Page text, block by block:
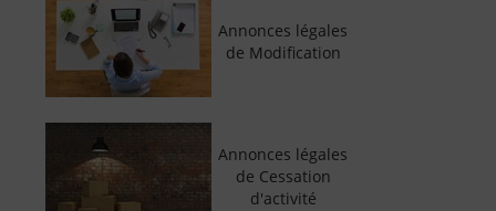
Annonces légales
de Modification
Annonces légales
de Cessation
d'activité